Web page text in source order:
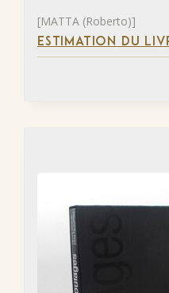
[MATTA (Roberto)]
ESTIMATION DU